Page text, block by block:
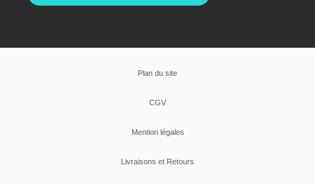
Plan du site
CGV
Mention légales
Livraisons et Retours